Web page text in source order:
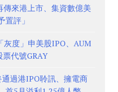
來港上市、集資數億美
評」
灰度」申美股IPO、AUM
代號GRAY
過港IPO聆訊、擁電商